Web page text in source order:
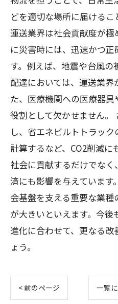
どを適切な場所に届けるこ
運送業界は社会貢献度が
に災害時には、迅速かつ
す。例えば、地震や台風
配達においては、運送業界
た、医療機関への医療器
役割として欠かせません。
し、省エネビルトトラッ
計算するなど、CO2削減に
社会に貢献するだけでな
済にも影響を与えています
会基盤を支える重要な業
が大きいといえます。今
進化に合わせて、更なる
ょう。
< 前のページ 一覧